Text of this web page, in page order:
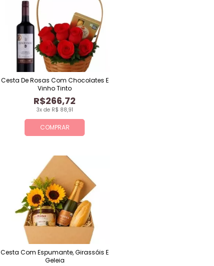
COMPRAR
3x de R$ 88,91
R$266,72
Cesta De Rosas Com Chocolates E
Vinho Tinto
Cesta Com Espumante, Girassóis E
Geleia